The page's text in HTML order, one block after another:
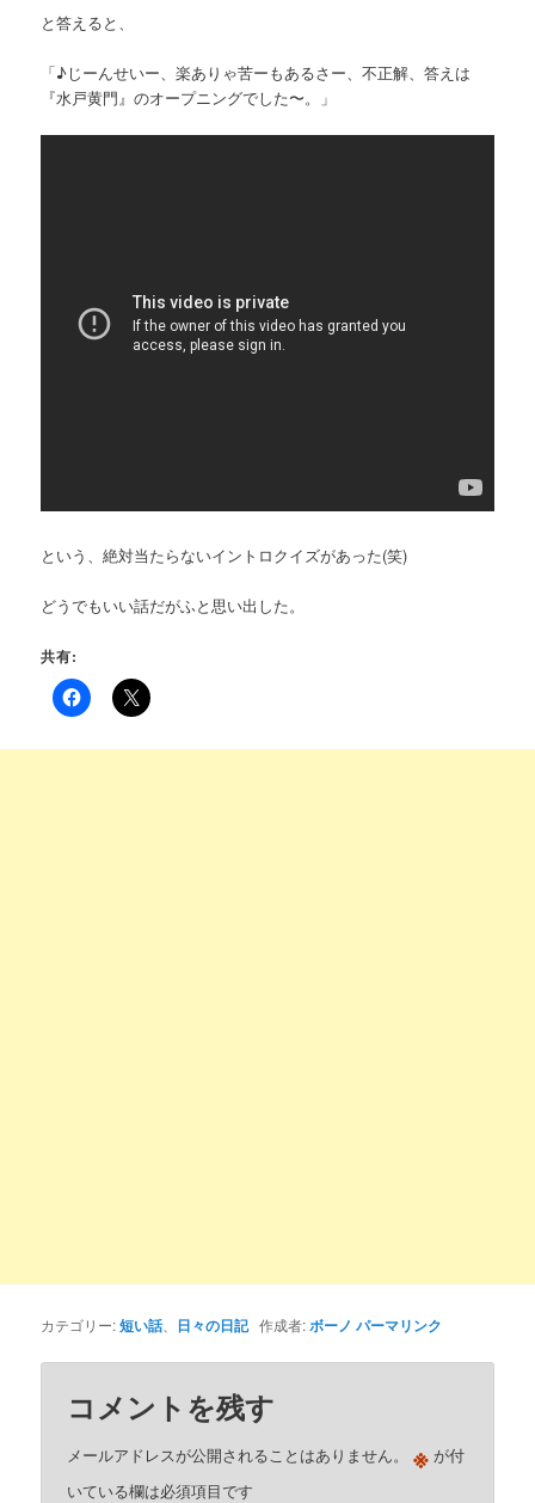
と答えると、
「♪じーんせいー、楽ありゃ苦ーもあるさー、不正解、答えは
『水戸黄門』のオープニングでした〜。」
という、絶対当たらないイントロクイズがあった(笑)
どうでもいい話だがふと思い出した。
共有:
カテゴリー:短い話、 日々の日記作成者:ボーノ パーマリンク
コメントを残す
メールアドレスが公開されることはありません。 ※ が付
いている欄は必須項目です